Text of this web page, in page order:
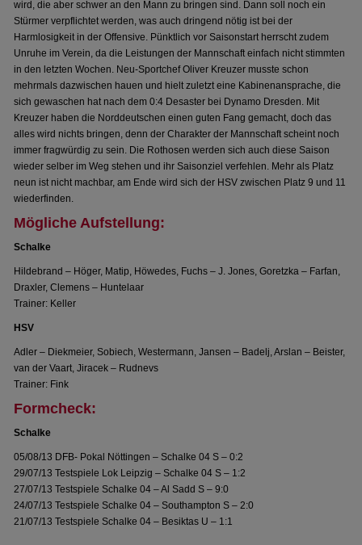
wird, die aber schwer an den Mann zu bringen sind. Dann soll noch ein
Stürmer verpflichtet werden, was auch dringend nötig ist bei der
Harmlosigkeit in der Offensive. Pünktlich vor Saisonstart herrscht zudem
Unruhe im Verein, da die Leistungen der Mannschaft einfach nicht stimmten
in den letzten Wochen. Neu-Sportchef Oliver Kreuzer musste schon
mehrmals dazwischen hauen und hielt zuletzt eine Kabinenansprache, die
sich gewaschen hat nach dem 0:4 Desaster bei Dynamo Dresden. Mit
Kreuzer haben die Norddeutschen einen guten Fang gemacht, doch das
alles wird nichts bringen, denn der Charakter der Mannschaft scheint noch
immer fragwürdig zu sein. Die Rothosen werden sich auch diese Saison
wieder selber im Weg stehen und ihr Saisonziel verfehlen. Mehr als Platz
neun ist nicht machbar, am Ende wird sich der HSV zwischen Platz 9 und 11
wiederfinden.
Mögliche Aufstellung:
Schalke
Hildebrand – Höger, Matip, Höwedes, Fuchs – J. Jones, Goretzka – Farfan,
Draxler, Clemens – Huntelaar
Trainer: Keller
HSV
Adler – Diekmeier, Sobiech, Westermann, Jansen – Badelj, Arslan – Beister,
van der Vaart, Jiracek – Rudnevs
Trainer: Fink
Formcheck:
Schalke
05/08/13 DFB- Pokal Nöttingen – Schalke 04 S – 0:2
29/07/13 Testspiele Lok Leipzig – Schalke 04 S – 1:2
27/07/13 Testspiele Schalke 04 – Al Sadd S – 9:0
24/07/13 Testspiele Schalke 04 – Southampton S – 2:0
21/07/13 Testspiele Schalke 04 – Besiktas U – 1:1